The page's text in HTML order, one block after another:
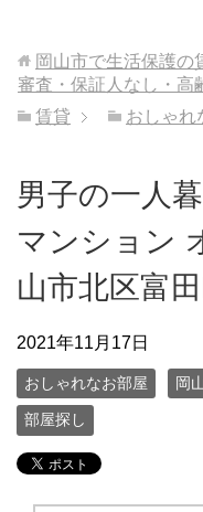
岡山市で生活保護の
審査・保証人なし・高
賃貸
おしゃれ
男子の一人
マンション
山市北区富
2021年11月17日
おしゃれなお部屋 岡
部屋探し